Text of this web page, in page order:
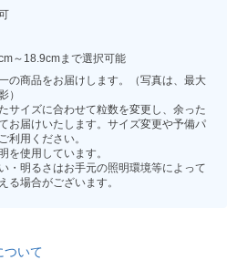
～18.9cmまで選択可能
の商品をお届けします。（写真は、最大
）
サイズに合わせて粒数を変更し、余った
お届けいたします。サイズ変更や予備パ
利用ください。
を使用しています。
・明るさはお手元の照明環境等によって
る場合がございます。
ついて